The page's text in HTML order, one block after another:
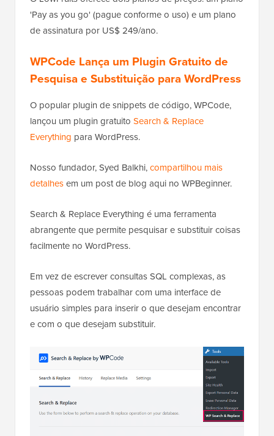
'Pay as you go' (pague conforme o uso) e um plano
de assinatura por US$ 249/ano.
WPCode Lança um Plugin Gratuito de
Pesquisa e Substituição para WordPress
O popular plugin de snippets de código, WPCode,
lançou um plugin gratuito Search & Replace
Everything para WordPress.
Nosso fundador, Syed Balkhi,compartilhou mais
detalhesem um post de blog aqui no WPBeginner.
Search & Replace Everything é uma ferramenta
abrangente que permite pesquisar e substituir coisas
facilmente no WordPress.
Em vez de escrever consultas SQL complexas, as
pessoas podem trabalhar com uma interface de
usuário simples para inserir o que desejam encontrar
e com o que desejam substituir.